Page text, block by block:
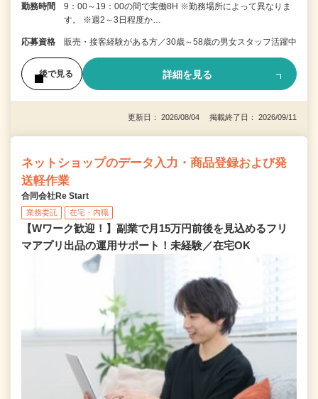
勤務時間
9：00～19：00の間で実働8H ※勤務場所によって異なりま
す。 ※週2～3日程度か…
応募資格 販売・接客経験がある方／30歳～58歳の男女スタッフ活躍中
後で見る 詳細を見る
更新日： 2026/08/04 掲載終了日： 2026/09/11
ネットショップのデータ入力・商品登録および発
送軽作業
合同会社Re Start
業務委託 在宅・内職
【Wワーク歓迎！】副業で月15万円前後を見込めるフリ
マアプリ出品の運用サポート！未経験／在宅OK